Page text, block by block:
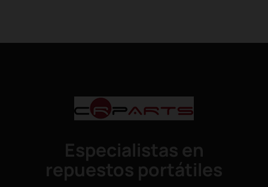
Especialistas en
repuestos portátiles